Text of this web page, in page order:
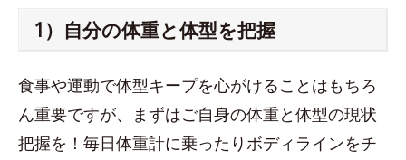
1）自分の体重と体型を把握
食事や運動で体型キープを心がけることはもちろ
ん重要ですが、まずはご自身の体重と体型の現状
把握を！毎日体重計に乗ったりボディラインをチ